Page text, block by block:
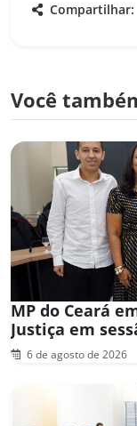
Compartilhar:
Você
MP do Ceará
Justiça em
6 de agosto de 2026